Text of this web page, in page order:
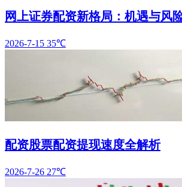
网上证券配资新格局：机遇与风
2026-7-15 35℃
配资股票配资提现速度全解析
2026-7-26 27℃